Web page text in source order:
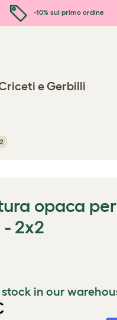
-10% sul primo ordine
e Gerbilli
opaca
2x2
in our